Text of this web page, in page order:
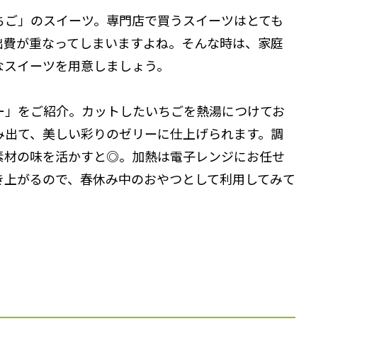
」のスイーツ。専門店で買うスイーツはとても
が重なってしまいますよね。そんな時は、家庭
イーツを用意しましょう。
をご紹介。カットしたいちごを熱湯につけてお
て、美しい彩りのゼリーに仕上げられます。調
の味を活かすと◎。加熱は電子レンジにお任せ
がるので、春休み中のおやつとして利用してみて